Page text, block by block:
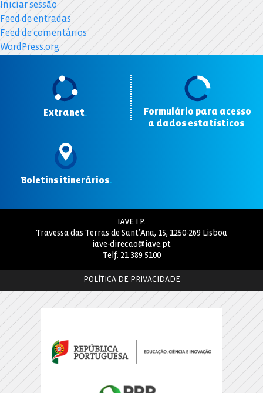
Iniciar sessão
Feed de entradas
Feed de comentários
WordPress.org
Extranet.
Formulário para acesso
a dados estatísticos
Boletins itinerários.
IAVE I.P.
Travessa das Terras de Sant’Ana, 15, 1250-269 Lisboa
iave-direcao@iave.pt
Telf. 21 389 5100
POLÍTICA DE PRIVACIDADE